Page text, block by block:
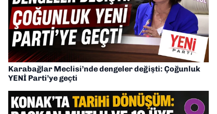
Karabağlar Meclisi’nde dengeler değişti: Çoğunluk
YENİ Parti’ye geçti